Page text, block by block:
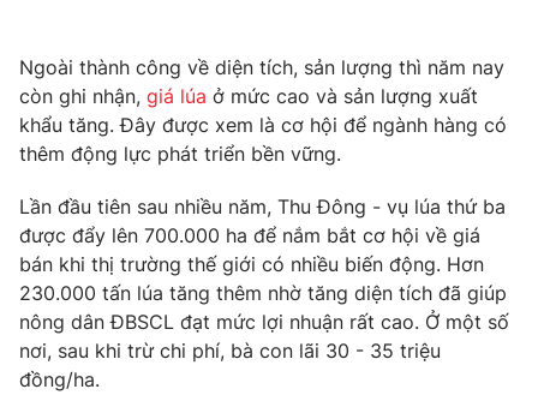
Câu chuyện quốc tế
Tài chính
Thị trường
Góc doanh nghiệp
Dữ liệu và đời sống
Truyền hình
Phim VTV
Hậu trường
Nhân vật
Khán giả
Giải sao mai
Giải trí
Điện ảnh
Âm nhạc
Sao
Đời sống
Du lịch
Làm đẹp
Giáo dục
Ngoài thành công về diện tích, sản lượng thì năm nay
còn ghi nhận, giá lúa ở mức cao và sản lượng xuất
khẩu tăng. Đây được xem là cơ hội để ngành hàng có
thêm động lực phát triển bền vững.
Lần đầu tiên sau nhiều năm, Thu Đông - vụ lúa thứ ba
được đẩy lên 700.000 ha để nắm bắt cơ hội về giá
bán khi thị trường thế giới có nhiều biến động. Hơn
230.000 tấn lúa tăng thêm nhờ tăng diện tích đã giúp
nông dân ĐBSCL đạt mức lợi nhuận rất cao. Ở một số
nơi, sau khi trừ chi phí, bà con lãi 30 - 35 triệu
đồng/ha.